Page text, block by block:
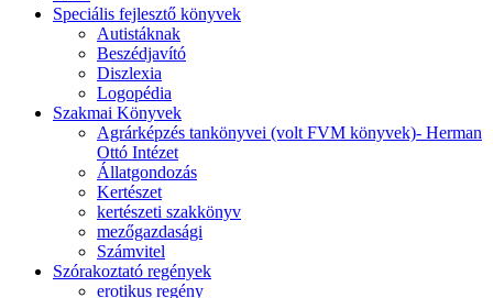
Speciális fejlesztő könyvek
Autistáknak
Beszédjavító
Diszlexia
Logopédia
Szakmai Könyvek
Agrárképzés tankönyvei (volt FVM könyvek)- Herman
Ottó Intézet
Állatgondozás
Kertészet
kertészeti szakkönyv
mezőgazdasági
Számvitel
Szórakoztató regények
erotikus regény